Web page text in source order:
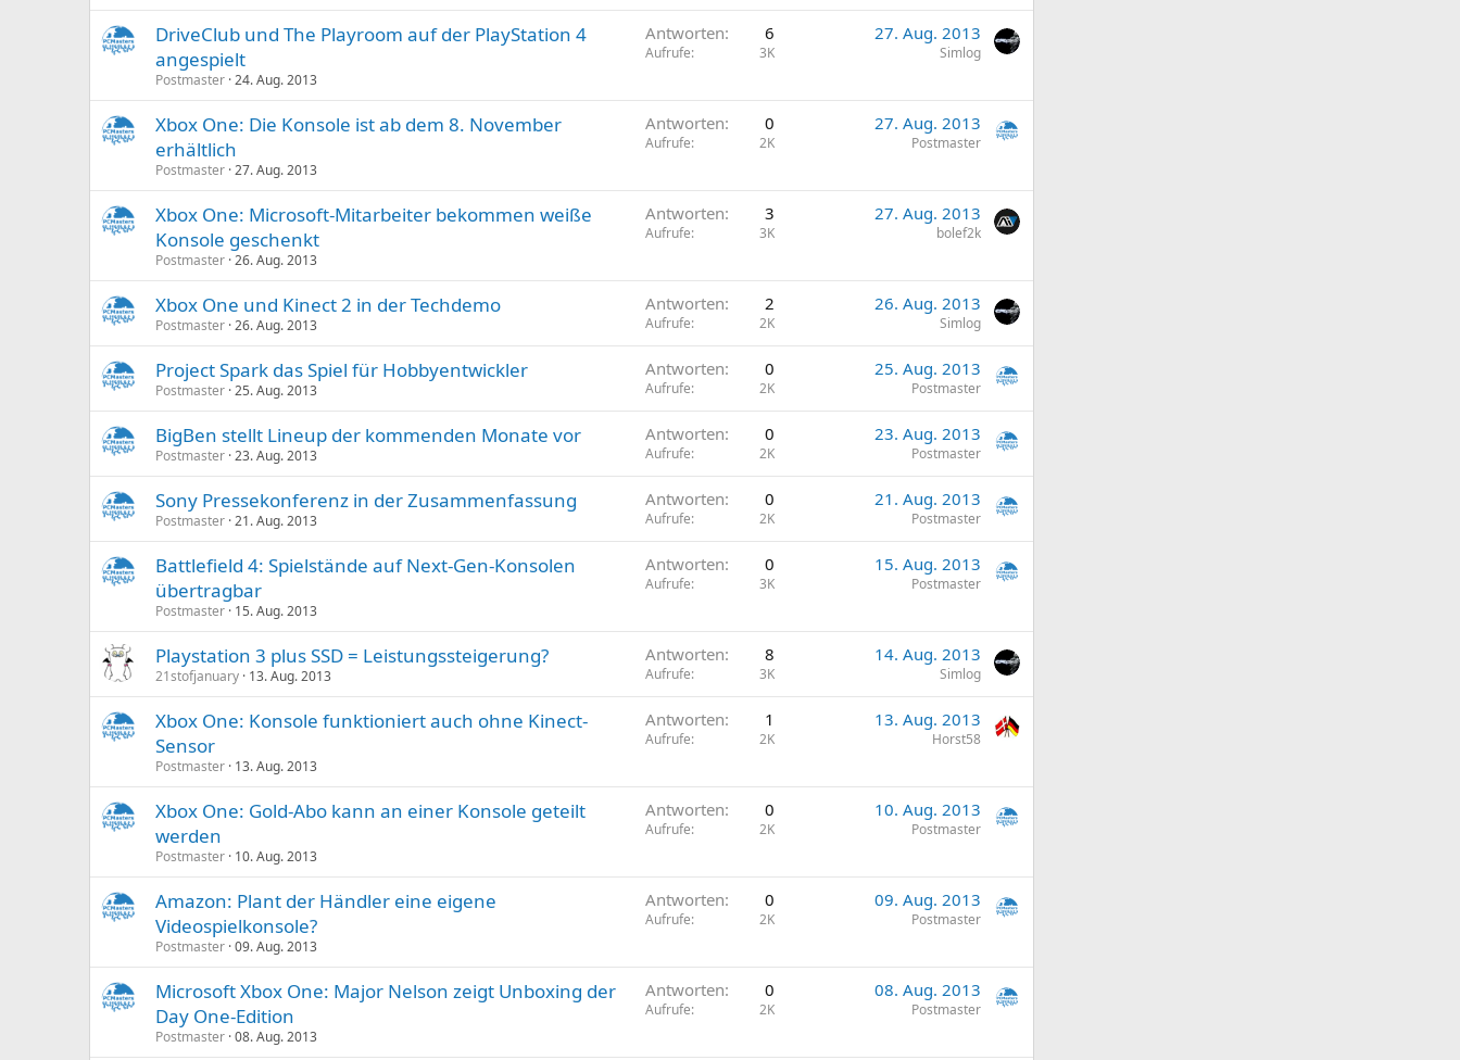
DriveClub und The Playroom auf der PlayStation 4
angespielt
Postmaster 24. Aug. 2013
Antworten 6
Aufrufe 3K
27. Aug. 2013
Simlog
Xbox One: Die Konsole ist ab dem 8. November
erhältlich
Postmaster 27. Aug. 2013
Antworten 0
Aufrufe 2K
27. Aug. 2013
Postmaster
Xbox One: Microsoft-Mitarbeiter bekommen weiße
Konsole geschenkt
Postmaster 26. Aug. 2013
Antworten 3
Aufrufe 3K
27. Aug. 2013
bolef2k
Xbox One und Kinect 2 in der Techdemo
Postmaster 26. Aug. 2013
Antworten 2
Aufrufe 2K
26. Aug. 2013
Simlog
Project Spark das Spiel für Hobbyentwickler
Postmaster 25. Aug. 2013
Antworten 0
Aufrufe 2K
25. Aug. 2013
Postmaster
BigBen stellt Lineup der kommenden Monate vor
Postmaster 23. Aug. 2013
Antworten 0
Aufrufe 2K
23. Aug. 2013
Postmaster
Sony Pressekonferenz in der Zusammenfassung
Postmaster 21. Aug. 2013
Antworten 0
Aufrufe 2K
21. Aug. 2013
Postmaster
Battlefield 4: Spielstände auf Next-Gen-Konsolen
übertragbar
Postmaster 15. Aug. 2013
Antworten 0
Aufrufe 3K
15. Aug. 2013
Postmaster
Playstation 3 plus SSD = Leistungssteigerung?
21stofjanuary 13. Aug. 2013
Antworten 8
Aufrufe 3K
14. Aug. 2013
Simlog
Xbox One: Konsole funktioniert auch ohne Kinect-
Sensor
Postmaster 13. Aug. 2013
Antworten 1
Aufrufe 2K
13. Aug. 2013
Horst58
Xbox One: Gold-Abo kann an einer Konsole geteilt
werden
Postmaster 10. Aug. 2013
Antworten 0
Aufrufe 2K
10. Aug. 2013
Postmaster
Amazon: Plant der Händler eine eigene
Videospielkonsole?
Postmaster 09. Aug. 2013
Antworten 0
Aufrufe 2K
09. Aug. 2013
Postmaster
Microsoft Xbox One: Major Nelson zeigt Unboxing der
Day One-Edition
Postmaster 08. Aug. 2013
Antworten 0
Aufrufe 2K
08. Aug. 2013
Postmaster